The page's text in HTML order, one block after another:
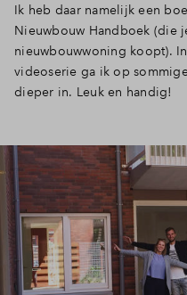
Ik heb daar namelijk een
Nieuwbouw Handboek (die
nieuwbouwwoning koopt).
videoserie ga ik op
dieper in. Leuk en handig!